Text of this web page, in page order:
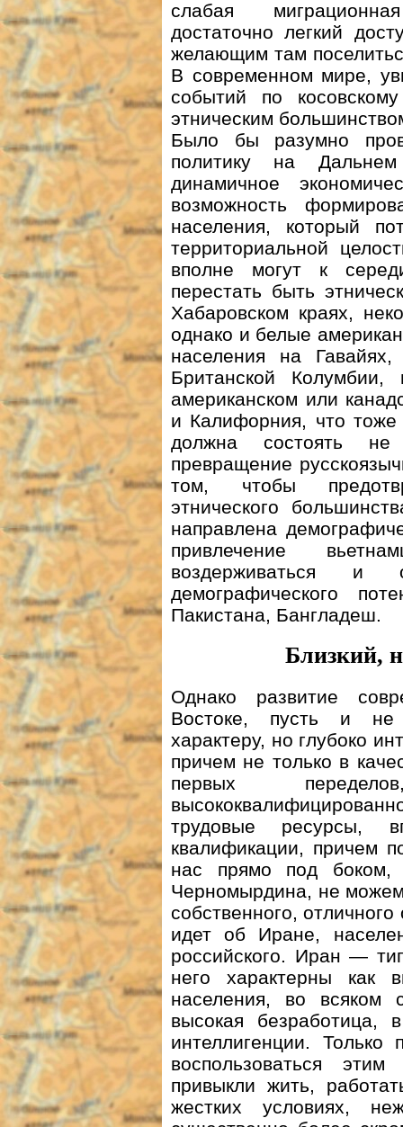
слабая
достаточно легкий
желающим там
В современном мире,
событий по
этническим
Было бы разумно
политику на
динамичное
возможность
населения, который
территориальной
вполне могут к
перестать быть
Хабаровском краях,
однако и белые
населения на
Британской
американском или
и Калифорния, что тоже
должна состоять
превращение
том, чтобы
этнического
направлена
привлечение
воздерживаться и
демографического
Пакистана, Бангладеш.
Близкий,
Однако развитие
Востоке, пусть и не
характеру, но глубоко
причем не только в
первых
трудовые ресурсы,
квалификации, причем
нас прямо под
Черномырдина, не можем
собственного,
идет об Иране,
российского. Иран —
него характерны как
населения, во всяком
высокая безработица,
интеллигенции. Только
воспользоваться
привыкли жить,
жестких условиях,